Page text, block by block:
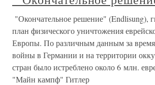
"Окончательное решение" (Endlisung),
план физического уничтожения
Европы. По различным данным за
войны в Германии и на территории
стран было истреблено около 6 млн.
"Майн кампф" Гитлер